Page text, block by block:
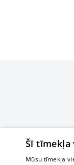
Šī tīmekļa
Mūsu tīmekļa